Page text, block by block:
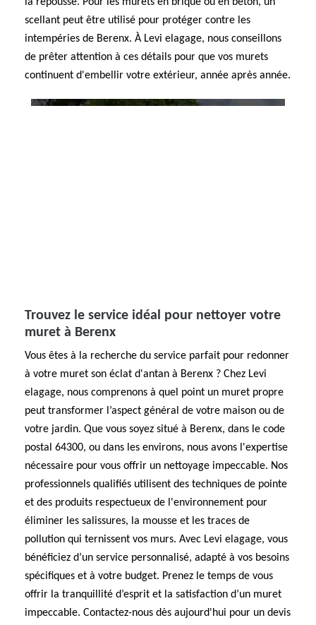
scellant peut être utilisé pour protéger contre les
intempéries de Berenx. À Levi elagage, nous conseillons
de prêter attention à ces détails pour que vos murets
continuent d'embellir votre extérieur, année après année.
Trouvez le service idéal pour nettoyer votre
muret à Berenx
Vous êtes à la recherche du service parfait pour redonner
à votre muret son éclat d'antan à Berenx ? Chez Levi
elagage, nous comprenons à quel point un muret propre
peut transformer l’aspect général de votre maison ou de
votre jardin. Que vous soyez situé à Berenx, dans le code
postal 64300, ou dans les environs, nous avons l'expertise
nécessaire pour vous offrir un nettoyage impeccable. Nos
professionnels qualifiés utilisent des techniques de pointe
et des produits respectueux de l'environnement pour
éliminer les salissures, la mousse et les traces de
pollution qui ternissent vos murs. Avec Levi elagage, vous
bénéficiez d’un service personnalisé, adapté à vos besoins
spécifiques et à votre budget. Prenez le temps de vous
offrir la tranquillité d’esprit et la satisfaction d’un muret
impeccable. Contactez-nous dès aujourd'hui pour un devis